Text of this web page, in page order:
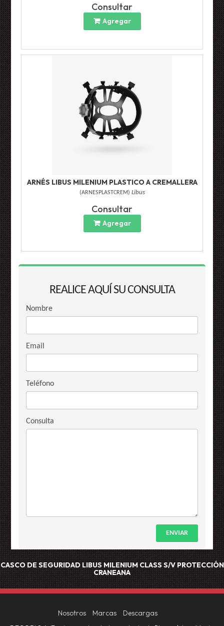
Consultar
Agregar
ARNÉS LIBUS MILENIUM PLASTICO A CREMALLERA
(ARNESPLASTCREM) Libus
Consultar
Agregar
REALICE AQUÍ SU CONSULTA
Nombre
Email
Teléfono
Consulta
ENVIAR
CASCO DE SEGURIDAD LIBUS MILENIUM CLASS S/VPROTECCIÓN
CRANEANA
Nosotros Marcas
Descargas